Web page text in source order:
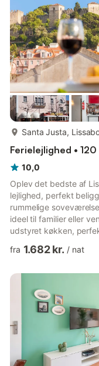
There are 2
Santa Justa,
Ferielejlighed •
10,0
Oplev det bedste af
lejlighed, perfekt
rummelige
ideel til familier eller
udstyret køkken,
slappe af i stuen, som
betagende udsigt
en kort gåtur fra
fra 1.682 kr. / nat